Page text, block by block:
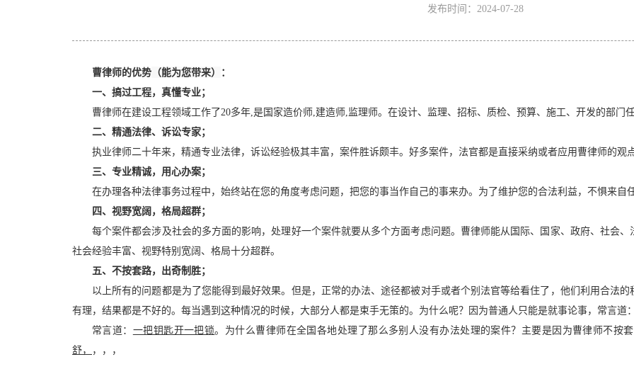
发布时间：2024-07-28
曹律师的优势 （能为您带来）
：
一、搞过工程，真懂专业；
曹律师在建设工程领域工作了20多年,是国家造价师,建造师,监理师。在设计、监理、招标、质检、预算、施工、开发的部门
二、精通法律、诉讼专家；
执业律师二十年来，精通专业法律，诉讼经验极其丰富，案件胜诉颇丰。好多案件，法官都是直接采纳或者应用曹律师的观
三、专业精诚，用心办案；
在办理各种法律事务过程中，始终站在您的角度考虑问题，把您的事当作自己的事来办。为了维护您的合法利益，不惧来自
四、视野宽阔，格局超群；
每个案件都会涉及社会的多方面的影响，处理好一个案件就要从多个方面考虑问题。曹律师能从国际、国家、政府、社会
社会经验丰富、视野特别宽阔、格局十分超群。
五、不按套路，出奇制胜；
以上所有的问题都是为了您能得到最好效果。但是，正常的办法、途径都被对手或者个别法官等给看住了，他们利用合法
有理，结果都是不好的。每当遇到这种情况的时候，大部分人都是束手无策的。为什么呢？因为普通人只能是就事论事，常言道
常言道： 一把钥匙开一把锁。为什么曹律师在全国各地处理了那么多别人没有办法处理的案件？主要是因为曹律师不按
舒，
，，，